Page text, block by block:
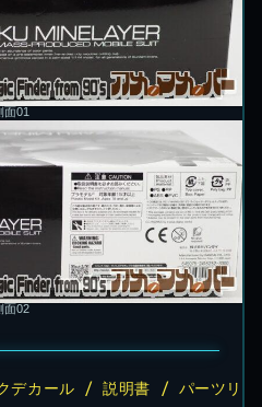
面01
面02
デカール / 説明書 / パーツリ